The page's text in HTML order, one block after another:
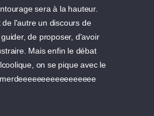
sera à la hauteur.
l'autre un discours de
de proposer, d'avoir
Mais enfin le débat
on se pique avec le